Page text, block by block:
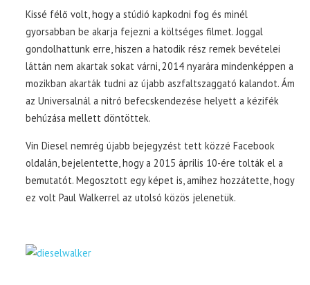
Kissé félő volt, hogy a stúdió kapkodni fog és minél
gyorsabban be akarja fejezni a költséges filmet. Joggal
gondolhattunk erre, hiszen a hatodik rész remek bevételei
láttán nem akartak sokat várni, 2014 nyarára mindenképpen a
mozikban akarták tudni az újabb aszfaltszaggató kalandot. Ám
az Universalnál a nitró befecskendezése helyett a kézifék
behúzása mellett döntöttek.
Vin Diesel nemrég újabb bejegyzést tett közzé Facebook
oldalán, bejelentette, hogy a 2015 április 10-ére tolták el a
bemutatót. Megosztott egy képet is, amihez hozzátette, hogy
ez volt Paul Walkerrel az utolsó közös jelenetük.